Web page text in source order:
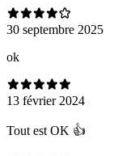
30 septembre 2025
ok
13 février 2024
Tout est OK 👍